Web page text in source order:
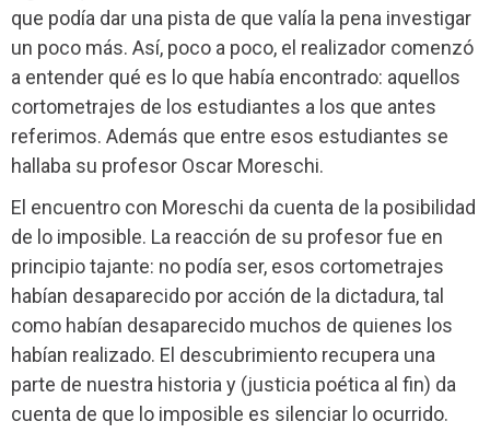
que podía dar una pista de que valía la pena investigar
un poco más. Así, poco a poco, el realizador comenzó
a entender qué es lo que había encontrado: aquellos
cortometrajes de los estudiantes a los que antes
referimos. Además que entre esos estudiantes se
hallaba su profesor Oscar Moreschi.
El encuentro con Moreschi da cuenta de la posibilidad
de lo imposible. La reacción de su profesor fue en
principio tajante: no podía ser, esos cortometrajes
habían desaparecido por acción de la dictadura, tal
como habían desaparecido muchos de quienes los
habían realizado. El descubrimiento recupera una
parte de nuestra historia y (justicia poética al fin) da
cuenta de que lo imposible es silenciar lo ocurrido.